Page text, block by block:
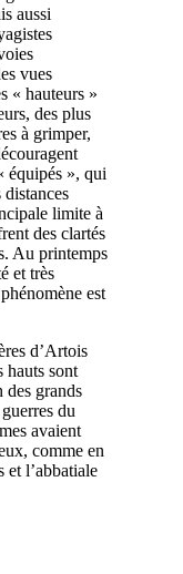
aussi
vues
« hauteurs »
des plus
à grimper,
équipés », qui
distances
limite à
des clartés
Au printemps
et très
est
d’Artois
hauts sont
des grands
du
avaient
comme en
et l’abbatiale